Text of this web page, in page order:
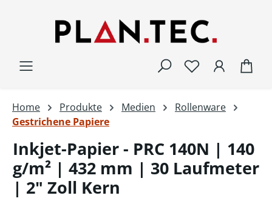
Home Produkte Medien
Rollenware
Gestrichene Papiere
Inkjet-Papier - PRC 140N | 140
g/m² | 432 mm | 30 Laufmeter
| 2" Zoll Kern